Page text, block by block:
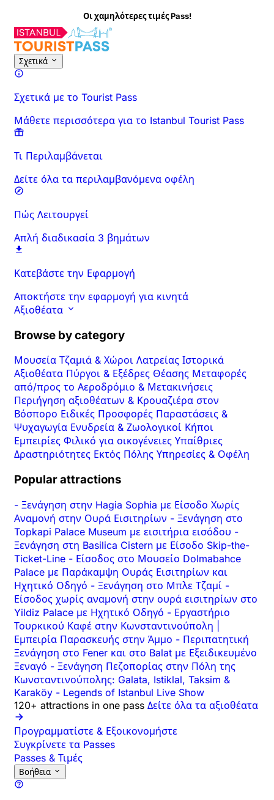
Οι χαμηλότερες τιμές Pass!
Σχετικά
Σχετικά με το Tourist Pass
Μάθετε περισσότερα για το Istanbul Tourist Pass
Τι Περιλαμβάνεται
Δείτε όλα τα περιλαμβανόμενα οφέλη
Πώς Λειτουργεί
Απλή διαδικασία 3 βημάτων
Κατεβάστε την Εφαρμογή
Αποκτήστε την εφαρμογή για κινητά
Αξιοθέατα
Browse by category
Μουσεία Τζαμιά & Χώροι Λατρείας Ιστορικά
Αξιοθέατα Πύργοι & Εξέδρες Θέασης Μεταφορές
από/προς το Αεροδρόμιο & Μετακινήσεις
Περιήγηση αξιοθέατων & Κρουαζιέρα στον
Βόσπορο Ειδικές Προσφορές Παραστάσεις &
Ψυχαγωγία Ενυδρεία & Ζωολογικοί Κήποι
Εμπειρίες Φιλικό για οικογένειες Υπαίθριες
Δραστηριότητες Εκτός Πόλης Υπηρεσίες & Οφέλη
Popular attractions
- Ξενάγηση στην Hagia Sophia με Είσοδο Χωρίς
Αναμονή στην Ουρά Εισιτηρίων - Ξενάγηση στο
Topkapi Palace Museum με εισιτήρια εισόδου -
Ξενάγηση στη Basilica Cistern με Είσοδο Skip-the-
Ticket-Line - Είσοδος στο Μουσείο Dolmabahce
Palace με Παράκαμψη Ουράς Εισιτηρίων και
Ηχητικό Οδηγό - Ξενάγηση στο Μπλε Τζαμί -
Είσοδος χωρίς αναμονή στην ουρά εισιτηρίων στο
Yildiz Palace με Ηχητικό Οδηγό - Εργαστήριο
Τουρκικού Καφέ στην Κωνσταντινούπολη |
Εμπειρία Παρασκευής στην Άμμο - Περιπατητική
Ξενάγηση στο Fener και στο Balat με Εξειδικευμένο
Ξεναγό - Ξενάγηση Πεζοπορίας στην Πόλη της
Κωνσταντινούπολης: Galata, Istiklal, Taksim &
Karaköy - Legends of Istanbul Live Show
120+ attractions in one pass Δείτε όλα τα αξιοθέατα
Προγραμματίστε & Εξοικονομήστε
Συγκρίνετε τα Passes
Passes & Τιμές
Βοήθεια